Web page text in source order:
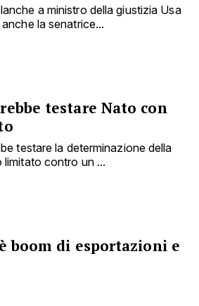
a ministro della giustizia Usa
la senatrice...
testare Nato con
testare la determinazione della
contro un ...
boom di esportazioni e